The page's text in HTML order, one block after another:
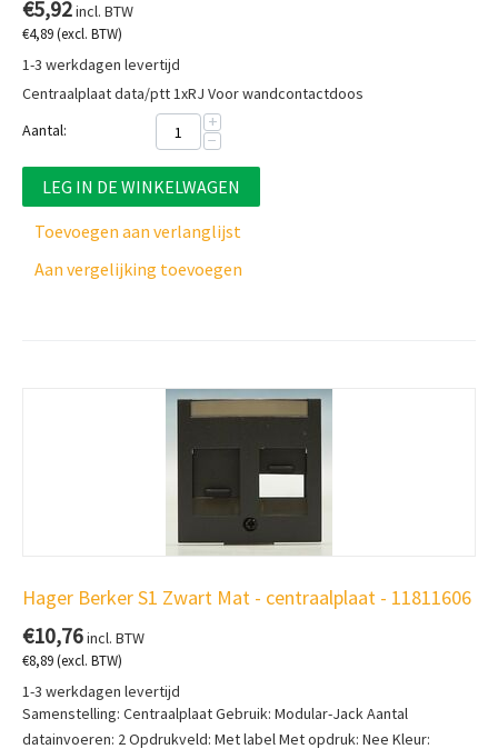
€5,92incl. BTW
€4,89(excl. BTW)
1-3 werkdagen levertijd
Centraalplaat data/ptt 1xRJ Voor wandcontactdoos
Aantal:
+
−
LEG IN DE WINKELWAGEN
Toevoegen aan verlanglijst
Aan vergelijking toevoegen
Hager Berker S1 Zwart Mat - centraalplaat - 11811606
€10,76incl. BTW
€8,89(excl. BTW)
1-3 werkdagen levertijd
Samenstelling: Centraalplaat Gebruik: Modular-Jack Aantal
datainvoeren: 2 Opdrukveld: Met label Met opdruk: Nee Kleur: